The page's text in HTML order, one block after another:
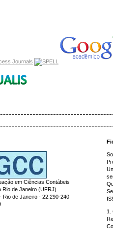
em Ciências Contábeis
Rio de Janeiro (UFRJ)
Rio de Janeiro - 22.290-240
1.